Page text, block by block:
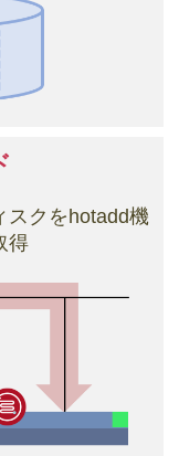
スクをhotadd機
得